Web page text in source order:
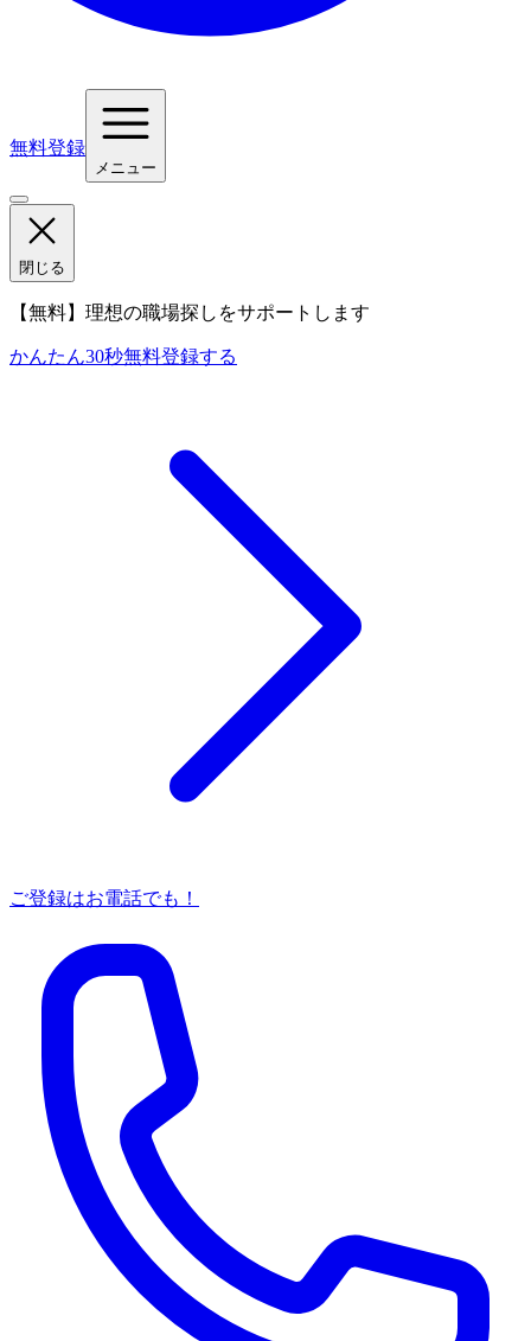
無料登録
メニュー
閉じる
【無料】理想の職場探しをサポートします
かんたん30秒無料登録する
ご登録はお電話でも！